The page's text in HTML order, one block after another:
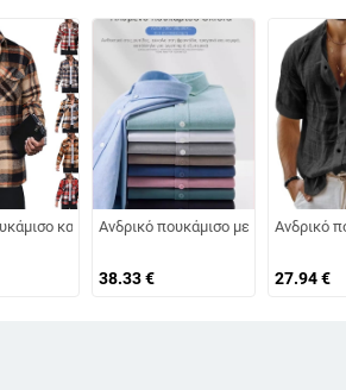
καρό με γιακά πέτο, μακριά μανίκια,
Ανδρικό πουκάμισο με μακρύ
38.33€
Ανδρικό
27.94€